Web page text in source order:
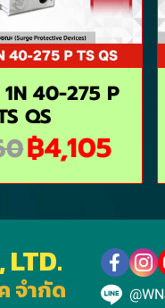
40-275 P
QS
฿4,105
LTD.
จำกัด